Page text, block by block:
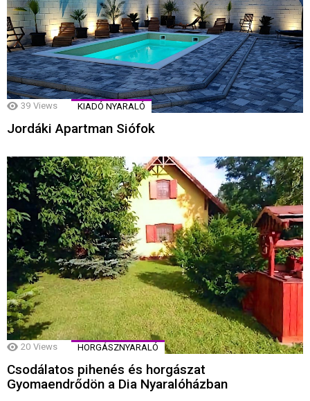
39 Views KIADÓ NYARALÓ
Jordáki Apartman Siófok
20 Views HORGÁSZNYARALÓ
Csodálatos pihenés és horgászat
Gyomaendrődön a Dia Nyaralóházban